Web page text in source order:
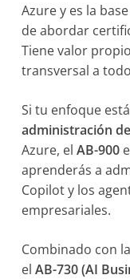
Azure y es la
de abordar
Tiene valor
transversal a
Si tu enfoque
administración
Azure, el AB-900
aprenderás a
Copilot y los
empresariales.
Combinado con
el AB-730 (AI